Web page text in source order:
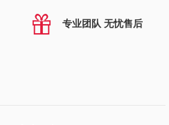
专业团队 无忧售后